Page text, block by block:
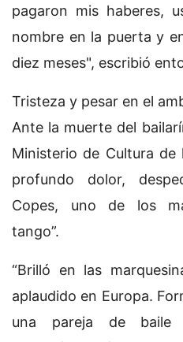
pagaron mis haberes,
nombre en la puerta y
diez meses", escribió
Tristeza y pesar en el
Ante la muerte del
Ministerio de Cultura de
profundo dolor,
Copes, uno de los
tango”.
“Brilló en las
aplaudido en Europa.
una pareja de baile